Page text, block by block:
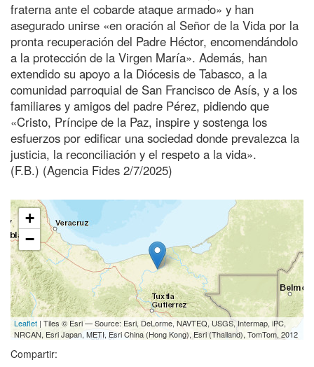
fraterna ante el cobarde ataque armado» y han
asegurado unirse «en oración al Señor de la Vida por la
pronta recuperación del Padre Héctor, encomendándolo
a la protección de la Virgen María». Además, han
extendido su apoyo a la Diócesis de Tabasco, a la
comunidad parroquial de San Francisco de Asís, y a los
familiares y amigos del padre Pérez, pidiendo que
«Cristo, Príncipe de la Paz, inspire y sostenga los
esfuerzos por edificar una sociedad donde prevalezca la
justicia, la reconciliación y el respeto a la vida».
(F.B.) (Agencia Fides 2/7/2025)
+
−
Leaflet | Tiles © Esri — Source: Esri, DeLorme, NAVTEQ, USGS, Intermap, iPC,
NRCAN, Esri Japan, METI, Esri China (Hong Kong), Esri (Thailand), TomTom, 2012
Compartir: